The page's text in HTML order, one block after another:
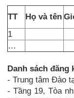
TT Họ và tên
1
…
Danh sách đăng
- Trung tâm Đào
- Tầng 19, Tòa